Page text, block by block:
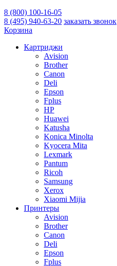
8 (800) 100-16-05
8 (495) 940-63-20 заказать звонок
Корзина
Картриджи
Avision
Brother
Canon
Deli
Epson
Fplus
HP
Huawei
Katusha
Konica Minolta
Kyocera Mita
Lexmark
Pantum
Ricoh
Samsung
Xerox
Xiaomi Mijia
Принтеры
Avision
Brother
Canon
Deli
Epson
Fplus